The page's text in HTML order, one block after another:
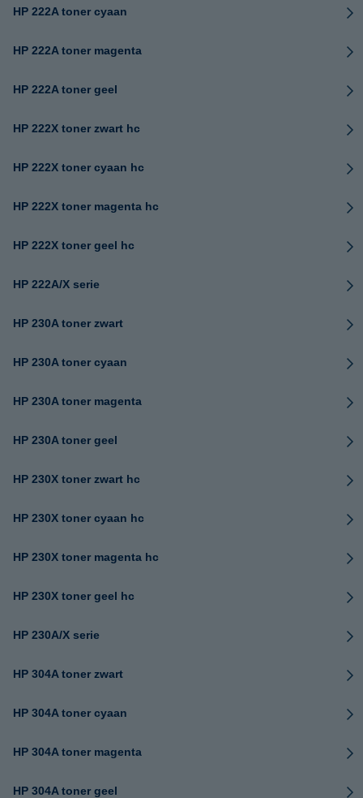
HP 222A toner cyaan
HP 222A toner magenta
HP 222A toner geel
HP 222X toner zwart hc
HP 222X toner cyaan hc
HP 222X toner magenta hc
HP 222X toner geel hc
HP 222A/X serie
HP 230A toner zwart
HP 230A toner cyaan
HP 230A toner magenta
HP 230A toner geel
HP 230X toner zwart hc
HP 230X toner cyaan hc
HP 230X toner magenta hc
HP 230X toner geel hc
HP 230A/X serie
HP 304A toner zwart
HP 304A toner cyaan
HP 304A toner magenta
HP 304A toner geel